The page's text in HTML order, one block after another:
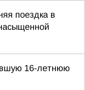
поездка в
16-летнюю